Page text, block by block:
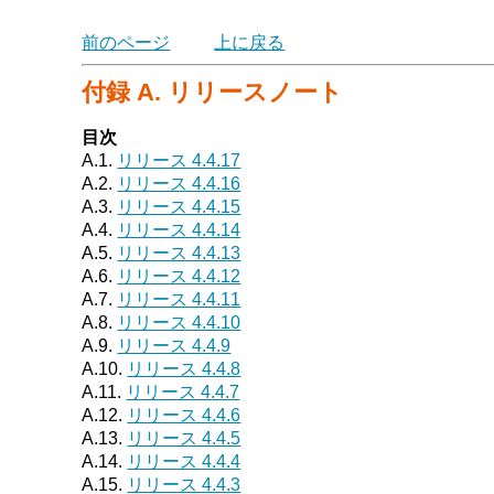
前のページ 上に戻る
付録 A. リリースノート
目次
A.1. リリース 4.4.17
A.2. リリース 4.4.16
A.3. リリース 4.4.15
A.4. リリース 4.4.14
A.5. リリース 4.4.13
A.6. リリース 4.4.12
A.7. リリース 4.4.11
A.8. リリース 4.4.10
A.9. リリース 4.4.9
A.10. リリース 4.4.8
A.11. リリース 4.4.7
A.12. リリース 4.4.6
A.13. リリース 4.4.5
A.14. リリース 4.4.4
A.15. リリース 4.4.3